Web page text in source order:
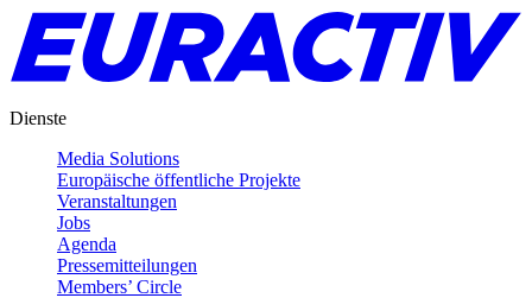
Dienste
Media Solutions
Europäische öffentliche Projekte
Veranstaltungen
Jobs
Agenda
Pressemitteilungen
Members’ Circle